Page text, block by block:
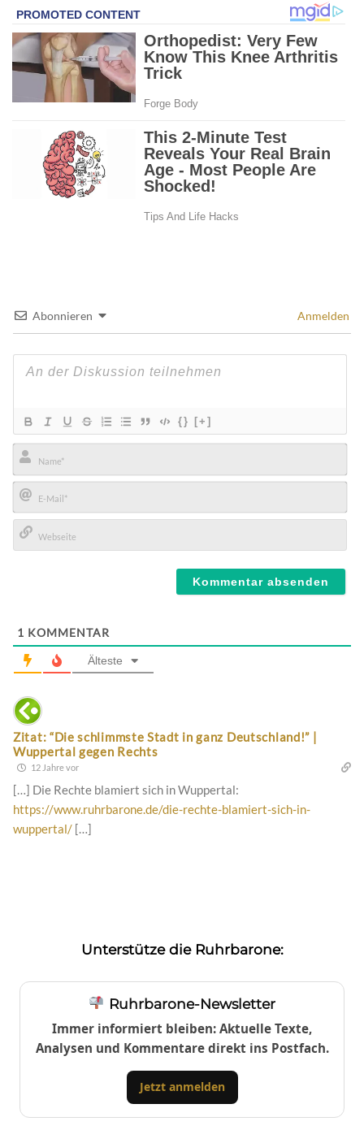
Abonnieren Anmelden
{} [+]
Name*
E-
Mail*
1 KOMMENTAR
Älteste
Zitat: “Die schlimmste Stadt in ganz Deutschland!” |
Wuppertal gegen Rechts
12 Jahre vor
[…] Die Rechte blamiert sich in Wuppertal:
https://www.ruhrbarone.de/die-rechte-blamiert-sich-in-
wuppertal/ […]
Unterstütze die Ruhrbarone:
Ruhrbarone-Newsletter
Immer informiert bleiben: Aktuelle Texte,
Analysen und Kommentare direkt ins Postfach.
Jetzt anmelden